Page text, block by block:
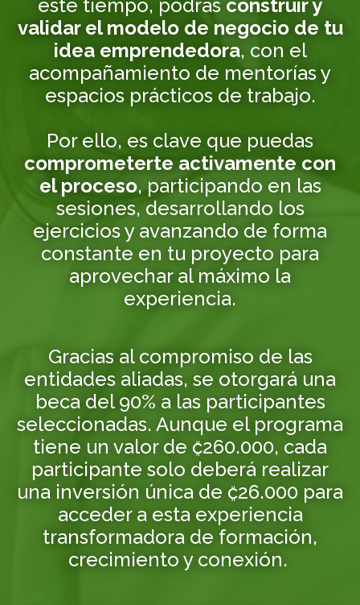
este tiempo, podrás construir y
validar el modelo de negocio de tu
idea emprendedora, con el
acompañamiento de mentorías y
espacios prácticos de trabajo.
Por ello, es clave que puedas
comprometerte activamente con
el proceso, participando en las
sesiones, desarrollando los
ejercicios y avanzando de forma
constante en tu proyecto para
aprovechar al máximo la
experiencia.
Gracias al compromiso de las
entidades aliadas, se otorgará una
beca del 90% a las participantes
seleccionadas. Aunque el programa
tiene un valor de ₡260.000, cada
participante solo deberá realizar
una inversión única de ₡26.000 para
acceder a esta experiencia
transformadora de formación,
crecimiento y conexión.